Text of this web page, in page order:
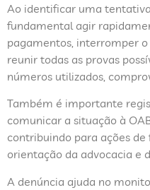
Ao identificar uma
fundamental agir
pagamentos, interromper
reunir todas as provas
números utilizados,
Também é importante
comunicar a situação à
contribuindo para ações de
orientação da advocacia e
A denúncia ajuda no